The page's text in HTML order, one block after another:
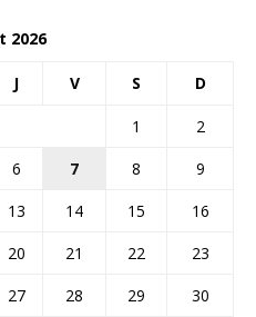
2026
J V S D
1
2
6 7 8
9
13 14 15
16
20 21 22
23
27 28 29
30